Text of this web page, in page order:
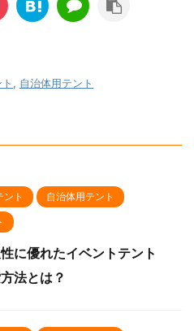
, 自治体用テント
ント 自治体用テント
に優れたイベントテント
法とは？